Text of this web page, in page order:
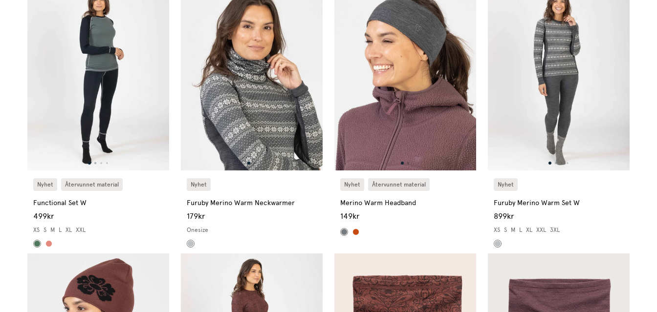
Nyhet Återvunnet material
Functional Set W
499kr
XS S M L XL XXL
Nyhet
Furuby Merino Warm Neckwarmer
179kr
Onesize
Nyhet Återvunnet material
Merino Warm Headband
149kr
Nyhet
Furuby Merino Warm Set W
899kr
XS S M L XL XXL 3XL